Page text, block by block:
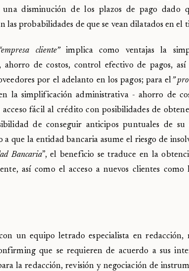
una disminución de los plazos de pago dado
probabilidades de que se vean dilatados en el
cliente”implica como ventajas la
ahorro de costos, control efectivo de pagos,
por el adelanto en los pagos; para el”
la simplificación administrativa - ahorro de
fácil al crédito con posibilidades de
de conseguir anticipos puntuales de
que la entidad bancaria asume el riesgo de
Bancaria”, el beneficio se traduce en la
así como el acceso a nuevos clientes como
un equipo letrado especialista en redacción,
que se requieren de acuerdo a sus
la redacción, revisión y negociación de